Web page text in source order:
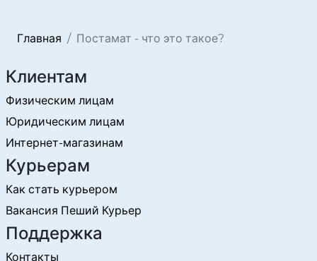
Главная Постамат - что это такое?
Клиентам
Физическим лицам
Юридическим лицам
Интернет-магазинам
Курьерам
Как стать курьером
Вакансия Пеший Курьер
Поддержка
Контакты